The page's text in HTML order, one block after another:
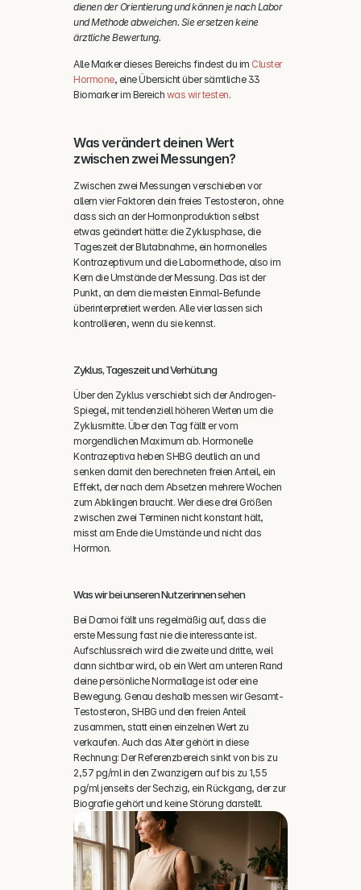
dienen der Orientierung und können je nach Labor
und Methode abweichen. Sie ersetzen keine
ärztliche Bewertung.
Alle Marker dieses Bereichs findest du im Cluster
Hormone, eine Übersicht über sämtliche 33
Biomarker im Bereich was wir testen.
Was verändert deinen Wert
zwischen zwei Messungen?
Zwischen zwei Messungen verschieben vor
allem vier Faktoren dein freies Testosteron, ohne
dass sich an der Hormonproduktion selbst
etwas geändert hätte: die Zyklusphase, die
Tageszeit der Blutabnahme, ein hormonelles
Kontrazeptivum und die Labormethode, also im
Kern die Umstände der Messung. Das ist der
Punkt, an dem die meisten Einmal-Befunde
überinterpretiert werden. Alle vier lassen sich
kontrollieren, wenn du sie kennst.
Zyklus, Tageszeit und Verhütung
Über den Zyklus verschiebt sich der Androgen-
Spiegel, mit tendenziell höheren Werten um die
Zyklusmitte. Über den Tag fällt er vom
morgendlichen Maximum ab. Hormonelle
Kontrazeptiva heben SHBG deutlich an und
senken damit den berechneten freien Anteil, ein
Effekt, der nach dem Absetzen mehrere Wochen
zum Abklingen braucht. Wer diese drei Größen
zwischen zwei Terminen nicht konstant hält,
misst am Ende die Umstände und nicht das
Hormon.
Was wir bei unseren Nutzerinnen sehen
Bei Damoi fällt uns regelmäßig auf, dass die
erste Messung fast nie die interessante ist.
Aufschlussreich wird die zweite und dritte, weil
dann sichtbar wird, ob ein Wert am unteren Rand
deine persönliche Normallage ist oder eine
Bewegung. Genau deshalb messen wir Gesamt-
Testosteron, SHBG und den freien Anteil
zusammen, statt einen einzelnen Wert zu
verkaufen. Auch das Alter gehört in diese
Rechnung: Der Referenzbereich sinkt von bis zu
2,57 pg/ml in den Zwanzigern auf bis zu 1,55
pg/ml jenseits der Sechzig, ein Rückgang, der zur
Biografie gehört und keine Störung darstellt.